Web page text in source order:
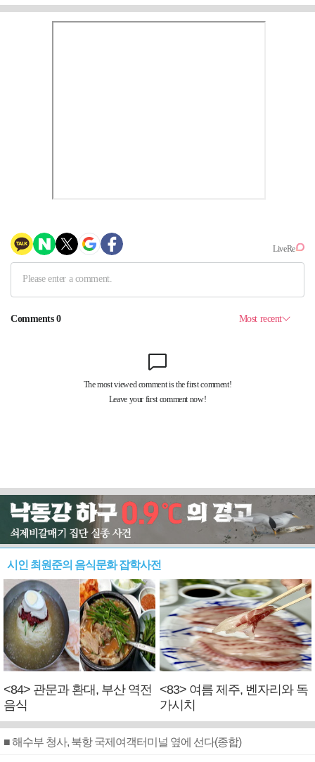
시인 최원준의 음식문화 잡학사전
<84> 관문과 환대, 부산 역전
음식
<83> 여름 제주, 벤자리와 독
가시치
■ 해수부 청사, 북항 국제여객터미널 옆에 선다(종합)